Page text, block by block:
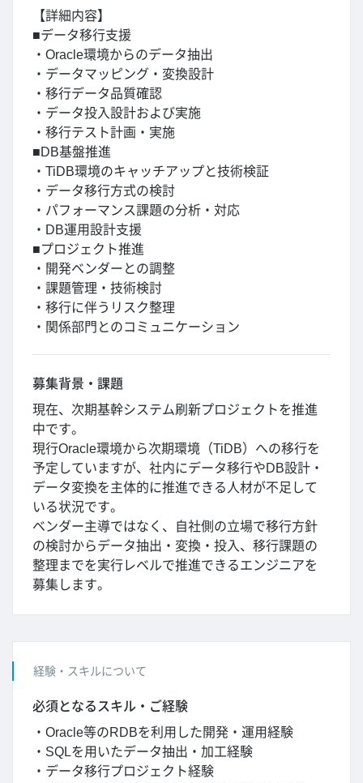
【詳細内容】
■データ移行支援
・Oracle環境からのデータ抽出
・データマッピング・変換設計
・移行データ品質確認
・データ投入設計および実施
・移行テスト計画・実施
■DB基盤推進
・TiDB環境のキャッチアップと技術検証
・データ移行方式の検討
・パフォーマンス課題の分析・対応
・DB運用設計支援
■プロジェクト推進
・開発ベンダーとの調整
・課題管理・技術検討
・移行に伴うリスク整理
・関係部門とのコミュニケーション
募集背景・課題
現在、次期基幹システム刷新プロジェクトを推進
中です。
現行Oracle環境から次期環境（TiDB）への移行を
予定していますが、社内にデータ移行やDB設計・
データ変換を主体的に推進できる人材が不足して
いる状況です。
ベンダー主導ではなく、自社側の立場で移行方針
の検討からデータ抽出・変換・投入、移行課題の
整理までを実行レベルで推進できるエンジニアを
募集します。
経験・スキルについて
必須となるスキル・ご経験
・Oracle等のRDBを利用した開発・運用経験
・SQLを用いたデータ抽出・加工経験
・データ移行プロジェクト経験